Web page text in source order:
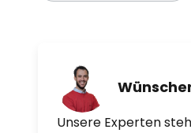
Unsere Experten